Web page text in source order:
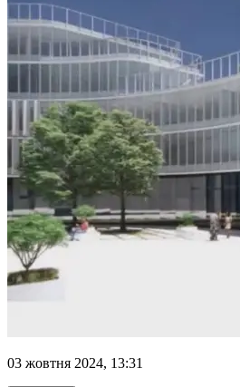
03 жовтня 2024, 13:31